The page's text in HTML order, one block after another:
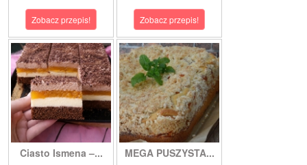
Zobacz przepis! Zobacz przepis!
Ciasto Ismena –... MEGA PUSZYSTA...